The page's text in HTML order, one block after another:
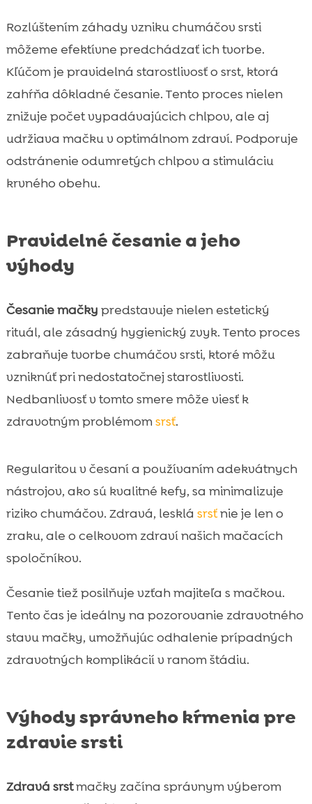
Rozlúštením záhady vzniku chumáčov srsti
môžeme efektívne predchádzať ich tvorbe.
Kľúčom je pravidelná starostlivosť o srst, ktorá
zahŕňa dôkladné česanie. Tento proces nielen
znižuje počet vypadávajúcich chlpov, ale aj
udržiava mačku v optimálnom zdraví. Podporuje
odstránenie odumretých chlpov a stimuláciu
krvného obehu.
Pravidelné česanie a jeho
výhody
Česanie mačky predstavuje nielen estetický
rituál, ale zásadný hygienický zvyk. Tento proces
zabraňuje tvorbe chumáčov srsti, ktoré môžu
vzniknúť pri nedostatočnej starostlivosti.
Nedbanlivosť v tomto smere môže viesť k
zdravotným problémomsrsť.
Regularitou v česaní a používaním adekvátnych
nástrojov, ako sú kvalitné kefy, sa minimalizuje
riziko chumáčov. Zdravá, lesklá srsťnie je len o
zraku, ale o celkovom zdraví našich mačacích
spoločníkov.
Česanie tiež posilňuje vzťah majiteľa s mačkou.
Tento čas je ideálny na pozorovanie zdravotného
stavu mačky, umožňujúc odhalenie prípadných
zdravotných komplikácií v ranom štádiu.
Výhody správneho kŕmenia pre
zdravie srsti
Zdravá srstmačky začína správnym výberom